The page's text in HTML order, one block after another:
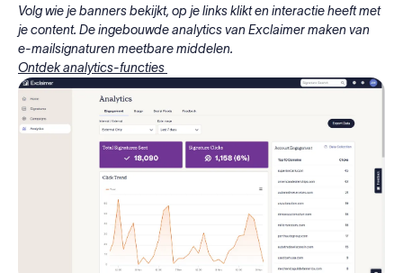
Volg wie je banners bekijkt, op je links klikt en interactie heeft met
je content. De ingebouwde analytics van Exclaimer maken van
e-mailsignaturen meetbare middelen.
Ontdek analytics-functies